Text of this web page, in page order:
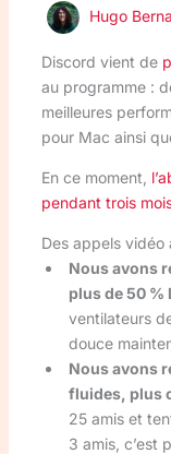
Hugo
Discord vient de
au programme :
meilleures
pour Mac ainsi
En ce moment,
pendant trois
Des appels vidéo
Nous avons
plus de 50 %
ventilateurs
douce
Nous avons
fluides, plus
25 amis et
3 amis, c’est